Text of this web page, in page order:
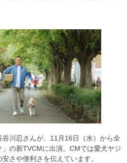
川忍さんが、11月16日（水）から全
の新TVCMに出演。CMでは愛犬ヤジ
さや便利さを伝えています。